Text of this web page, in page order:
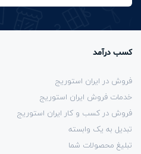
کسب درآمد
فروش در ایران استوریج
خدمات فروش ایران استوریج
فروش در کسب و کار ایران استوریج
تبدیل به یک وابسته
تبلیغ محصولات شما